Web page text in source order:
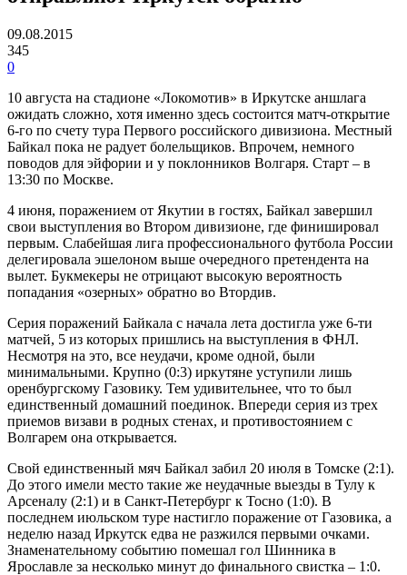
09.08.2015
345
0
10 августа на стадионе «Локомотив» в Иркутске аншлага
ожидать сложно, хотя именно здесь состоится матч-открытие
6-го по счету тура Первого российского дивизиона. Местный
Байкал пока не радует болельщиков. Впрочем, немного
поводов для эйфории и у поклонников Волгаря. Старт – в
13:30 по Москве.
4 июня, поражением от Якутии в гостях, Байкал завершил
свои выступления во Втором дивизионе, где финишировал
первым. Слабейшая лига профессионального футбола России
делегировала эшелоном выше очередного претендента на
вылет. Букмекеры не отрицают высокую вероятность
попадания «озерных» обратно во Втордив.
Серия поражений Байкала с начала лета достигла уже 6-ти
матчей, 5 из которых пришлись на выступления в ФНЛ.
Несмотря на это, все неудачи, кроме одной, были
минимальными. Крупно (0:3) иркутяне уступили лишь
оренбургскому Газовику. Тем удивительнее, что то был
единственный домашний поединок. Впереди серия из трех
приемов визави в родных стенах, и противостоянием с
Волгарем она открывается.
Свой единственный мяч Байкал забил 20 июля в Томске (2:1).
До этого имели место такие же неудачные выезды в Тулу к
Арсеналу (2:1) и в Санкт-Петербург к Тосно (1:0). В
последнем июльском туре настигло поражение от Газовика, а
неделю назад Иркутск едва не разжился первыми очками.
Знаменательному событию помешал гол Шинника в
Ярославле за несколько минут до финального свистка – 1:0.